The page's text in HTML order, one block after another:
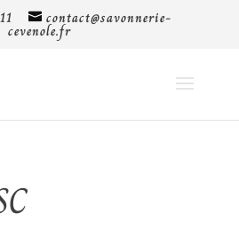
contact@savonnerie-
cevenole.fr